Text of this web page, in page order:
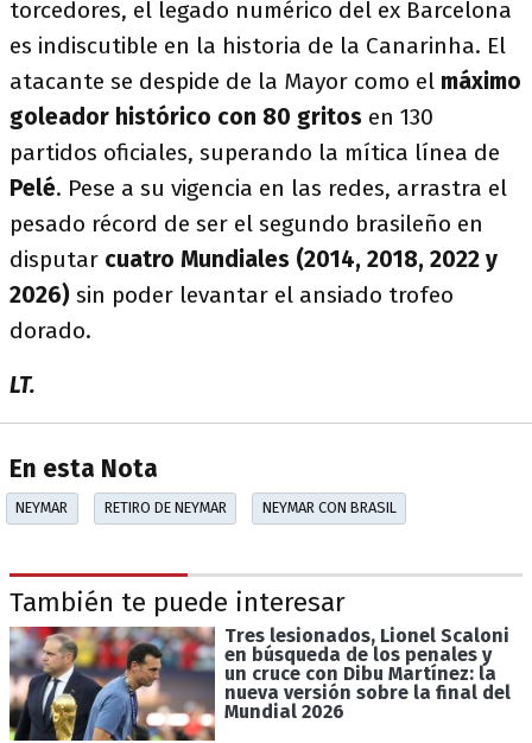
torcedores, el legado numérico del ex Barcelona
es indiscutible en la historia de la Canarinha. El
atacante se despide de la Mayor como el máximo
goleador histórico con 80 gritos en 130
partidos oficiales, superando la mítica línea de
Pelé. Pese a su vigencia en las redes, arrastra el
pesado récord de ser el segundo brasileño en
disputar cuatro Mundiales (2014, 2018, 2022 y
2026) sin poder levantar el ansiado trofeo
dorado.
LT.
En esta Nota
NEYMAR RETIRO DE NEYMAR NEYMAR CON BRASIL
También te puede interesar
Tres lesionados, Lionel Scaloni
en búsqueda de los penales y
un cruce con Dibu Martínez: la
nueva versión sobre la final del
Mundial 2026